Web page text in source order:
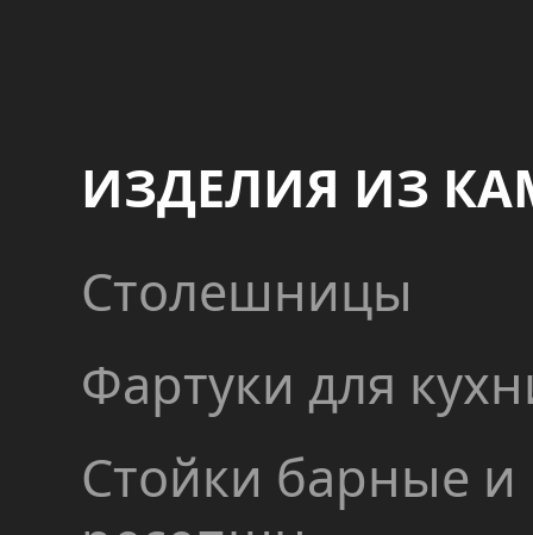
ИЗДЕЛИЯ ИЗ
Столешницы
Фартуки для
Стойки барные и